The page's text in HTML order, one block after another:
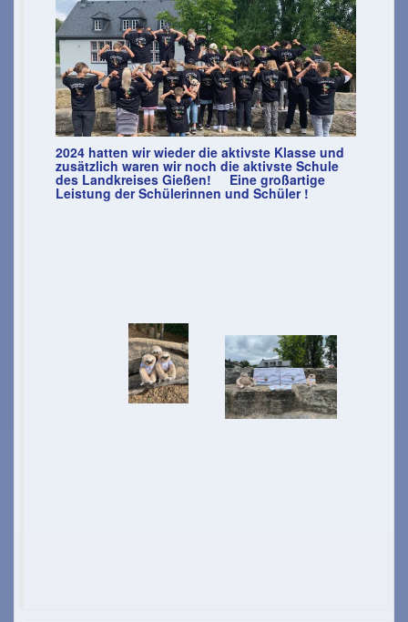
2024 hatten wir wieder die aktivste Klasse und
zusätzlich waren wir noch die aktivste Schule
des Landkreises Gießen! Eine großartige
Leistung der Schülerinnen und Schüler !